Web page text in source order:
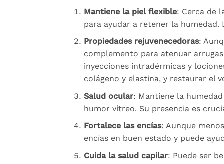
Mantiene la piel flexible: Cerca de
para ayudar a retener la
Propiedades rejuvenecedoras:
complemento para atenuar
inyecciones intradérmicas y
colágeno y elastina, y restaurar el
Salud ocular: Mantiene la
humor vítreo. Su presencia es
Fortalece las encías: Aunque
encías en buen estado y puede
Cuida la salud capilar: Puede ser